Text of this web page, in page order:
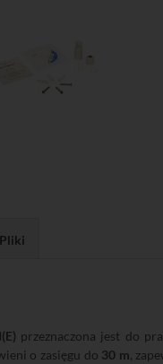
Pliki
przeznaczona jest do
o zasięgu do 30 m,